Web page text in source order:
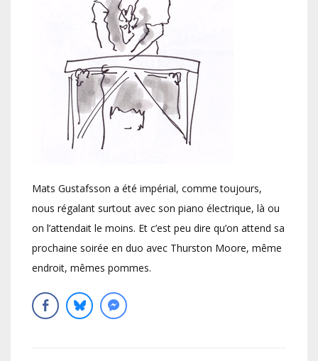
Mats Gustafsson a été impérial, comme toujours,
nous régalant surtout avec son piano électrique, là ou
on l’attendait le moins. Et c’est peu dire qu’on attend sa
prochaine soirée en duo avec Thurston Moore, même
endroit, mêmes pommes.